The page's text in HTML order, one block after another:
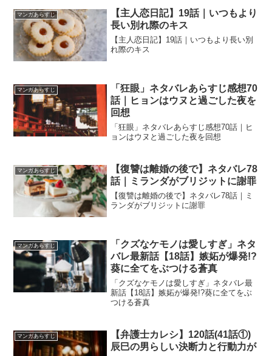
マンガあらすじ
【主人恋日記】19話｜いつもより
長い別れ際のキス
【主人恋日記】19話｜いつもより長い別
れ際のキス
マンガあらすじ
「狂眼」ネタバレあらすじ感想70
話｜ヒョンはウヌと過ごした夜を
回想
「狂眼」ネタバレあらすじ感想70話｜ヒ
ョンはウヌと過ごした夜を回想
マンガあらすじ
【復讐は離婚の後で】ネタバレ78
話｜ミランダがブリジットに謝罪
【復讐は離婚の後で】ネタバレ78話｜ミ
ランダがブリジットに謝罪
マンガあらすじ
「クズなケモノは愛しすぎ」ネタ
バレ最新話【18話】嫉妬が爆発!?
葵に全てをぶつける蒼真
「クズなケモノは愛しすぎ」ネタバレ最
新話【18話】嫉妬が爆発!?葵に全てをぶ
つける蒼真
マンガあらすじ
【弁護士カレシ】120話(41話①)
辰巳の男らしい決断力と行動力が